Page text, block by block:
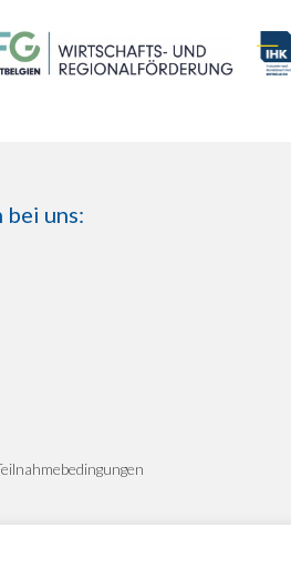
bei uns: